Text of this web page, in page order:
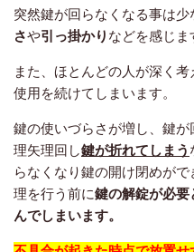
突然鍵が回らなくなる事は
さや引っ掛かり などを感じま
また、ほとんどの人が深く
使用を続けてしまいます。
鍵の使いづらさが増し、鍵
理矢理回し鍵が折れてしまう
らなくなり鍵の開け閉めが
理を行う前に鍵の解錠が必
んでしまいます。